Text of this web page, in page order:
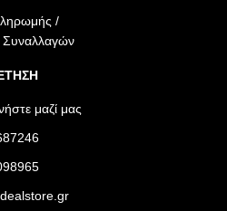
/
Συναλλαγών
μαζί μας